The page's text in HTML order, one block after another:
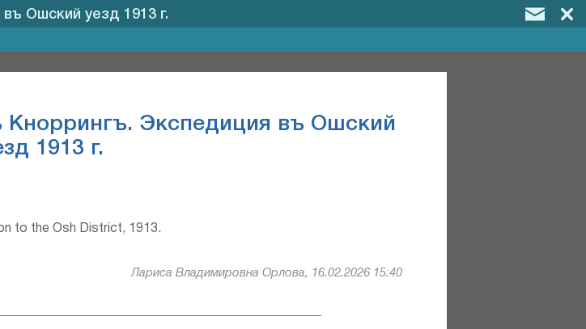
Ошский уезд 1913 г.
Экспедиция въ Ошский
1913 г.
to the Osh District, 1913.
Лариса Владимировна Орлова, 16.02.2026 15:40